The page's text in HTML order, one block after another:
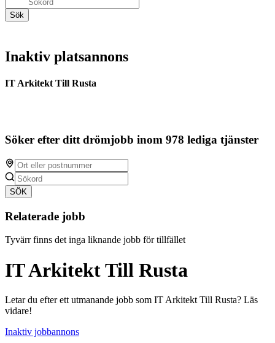
Inaktiv platsannons
IT Arkitekt Till Rusta
Söker efter ditt drömjobb inom 978 lediga tjänster
SÖK
Relaterade jobb
Tyvärr finns det inga liknande jobb för tillfället
IT Arkitekt Till Rusta
Letar du efter ett utmanande jobb som IT Arkitekt Till Rusta? Läs
vidare!
Inaktiv jobbannons